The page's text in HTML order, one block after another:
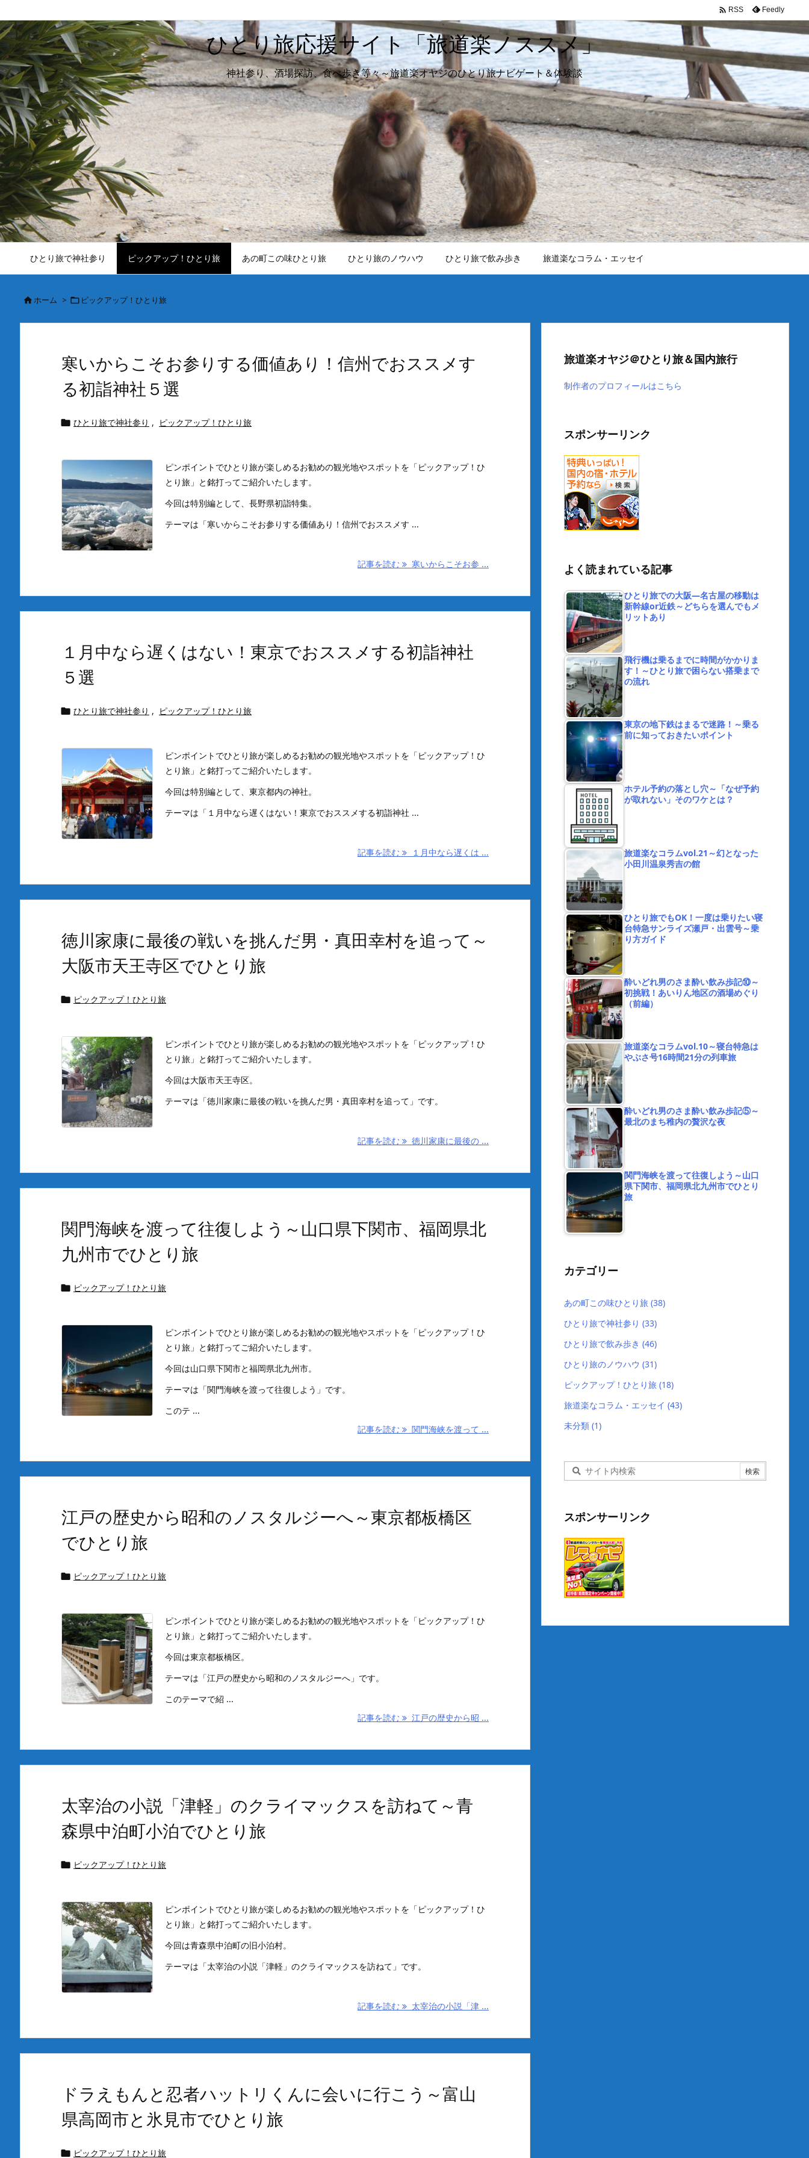
ひとり旅応援サイト「旅道楽ノススメ」
神社参り、酒場探訪、食べ歩き等々～旅道楽オヤジのひとり旅ナビゲート＆体験談
ひとり旅で神社参り ピックアップ！ひとり旅 あの町この味ひとり旅 ひとり旅のノウハウ ひとり旅で飲み歩き 旅道楽なコラム・エッセイ
 RSS Feedly
ホーム >  ピックアップ！ひとり旅
寒いからこそお参りする価値あり！信州でおススメす
る初詣神社５選
 ひとり旅で神社参り , ピックアップ！ひとり旅
ピンポイントでひとり旅が楽しめるお勧めの観光地やスポットを「ピックアップ！ひ
とり旅」と銘打ってご紹介いたします。
今回は特別編として、長野県初詣特集。
テーマは「寒いからこそお参りする価値あり！信州でおススメす ...
記事を読む 寒いからこそお参 ...
１月中なら遅くはない！東京でおススメする初詣神社
５選
 ひとり旅で神社参り , ピックアップ！ひとり旅
ピンポイントでひとり旅が楽しめるお勧めの観光地やスポットを「ピックアップ！ひ
とり旅」と銘打ってご紹介いたします。
今回は特別編として、東京都内の神社。
テーマは「１月中なら遅くはない！東京でおススメする初詣神社 ...
記事を読む １月中なら遅くは ...
徳川家康に最後の戦いを挑んだ男・真田幸村を追って～
大阪市天王寺区でひとり旅
 ピックアップ！ひとり旅
ピンポイントでひとり旅が楽しめるお勧めの観光地やスポットを「ピックアップ！ひ
とり旅」と銘打ってご紹介いたします。
今回は大阪市天王寺区。
テーマは「徳川家康に最後の戦いを挑んだ男・真田幸村を追って」です。
記事を読む 徳川家康に最後の ...
関門海峡を渡って往復しよう～山口県下関市、福岡県北
九州市でひとり旅
 ピックアップ！ひとり旅
ピンポイントでひとり旅が楽しめるお勧めの観光地やスポットを「ピックアップ！ひ
とり旅」と銘打ってご紹介いたします。
今回は山口県下関市と福岡県北九州市。
テーマは「関門海峡を渡って往復しよう」です。
このテ ...
記事を読む
関門海峡を渡って ...
江戸の歴史から昭和のノスタルジーへ～東京都板橋区
でひとり旅
 ピックアップ！ひとり旅
ピンポイントでひとり旅が楽しめるお勧めの観光地やスポットを「ピックアップ！ひ
とり旅」と銘打ってご紹介いたします。
今回は東京都板橋区。
テーマは「江戸の歴史から昭和のノスタルジーへ」です。
このテーマで紹 ...
記事を読む
江戸の歴史から昭 ...
太宰治の小説「津軽」のクライマックスを訪ねて～青
森県中泊町小泊でひとり旅
 ピックアップ！ひとり旅
ピンポイントでひとり旅が楽しめるお勧めの観光地やスポットを「ピックアップ！ひ
とり旅」と銘打ってご紹介いたします。
今回は青森県中泊町の旧小泊村。
テーマは「太宰治の小説「津軽」のクライマックスを訪ねて」です。
記事を読む 太宰治の小説「津 ...
ドラえもんと忍者ハットリくんに会いに行こう～富山
県高岡市と氷見市でひとり旅
 ピックアップ！ひとり旅
旅道楽オヤジ＠ひとり旅＆国内旅行
制作者のプロフィールはこちら
スポンサーリンク
よく読まれている記事
ひとり旅での大阪―名古屋の移動は
新幹線or近鉄～どちらを選んでもメ
リットあり
飛行機は乗るまでに時間がかかりま
す！～ひとり旅で困らない搭乗まで
の流れ
東京の地下鉄はまるで迷路！～乗る
前に知っておきたいポイント
ホテル予約の落とし穴～「なぜ予約
が取れない」そのワケとは？
旅道楽なコラムvol.21～幻となった
小田川温泉秀吉の館
ひとり旅でもOK！一度は乗りたい寝
台特急サンライズ瀬戸・出雲号～乗
り方ガイド
酔いどれ男のさま酔い飲み歩記⑩～
初挑戦！あいりん地区の酒場めぐり
（前編）
旅道楽なコラムvol.10～寝台特急は
やぶさ号16時間21分の列車旅
酔いどれ男のさま酔い飲み歩記⑤～
最北のまち稚内の贅沢な夜
関門海峡を渡って往復しよう～山口
県下関市、福岡県北九州市でひとり
旅
カテゴリー
あの町この味ひとり旅 (38)
ひとり旅で神社参り (33)
ひとり旅で飲み歩き (46)
ひとり旅のノウハウ (31)
ピックアップ！ひとり旅 (18)
旅道楽なコラム・エッセイ (43)
未分類 (1)
スポンサーリンク